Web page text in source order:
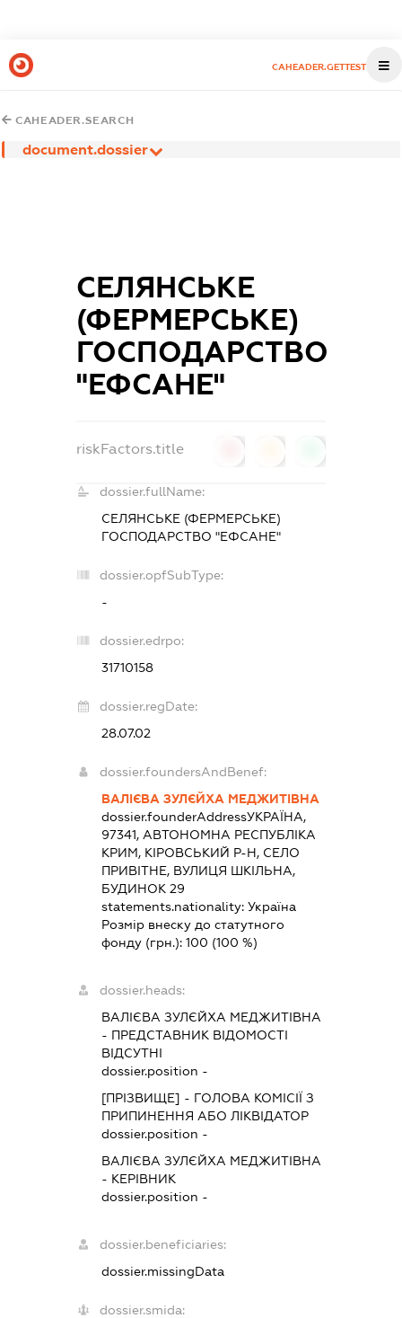
CAHEADER.GETTEST
CAHEADER.SEARCH
document.dossier
СЕЛЯНСЬКЕ
(ФЕРМЕРСЬКЕ)
ГОСПОДАРСТВО
"ЕФСАНЕ"
riskFactors.title
dossier.fullName:
СЕЛЯНСЬКЕ (ФЕРМЕРСЬКЕ)
ГОСПОДАРСТВО "ЕФСАНЕ"
dossier.opfSubType:
-
dossier.edrpo:
31710158
dossier.regDate:
28.07.02
dossier.foundersAndBenef:
ВАЛІЄВА ЗУЛЄЙХА МЕДЖИТІВНА
dossier.founderAddressУКРАЇНА,
97341, АВТОНОМНА РЕСПУБЛІКА
КРИМ, КІРОВСЬКИЙ Р-Н, СЕЛО
ПРИВІТНЕ, ВУЛИЦЯ ШКІЛЬНА,
БУДИНОК 29
statements.nationality: Україна
Розмір внеску до статутного
фонду (грн.): 100 (100 %)
dossier.heads:
ВАЛІЄВА ЗУЛЄЙХА МЕДЖИТІВНА
- ПРЕДСТАВНИК ВІДОМОСТІ
ВІДСУТНІ
dossier.position -
[ПРІЗВИЩЕ] - ГОЛОВА КОМІСІЇ З
ПРИПИНЕННЯ АБО ЛІКВІДАТОР
dossier.position -
ВАЛІЄВА ЗУЛЄЙХА МЕДЖИТІВНА
- КЕРІВНИК
dossier.position -
dossier.beneficiaries:
dossier.missingData
dossier.smida: